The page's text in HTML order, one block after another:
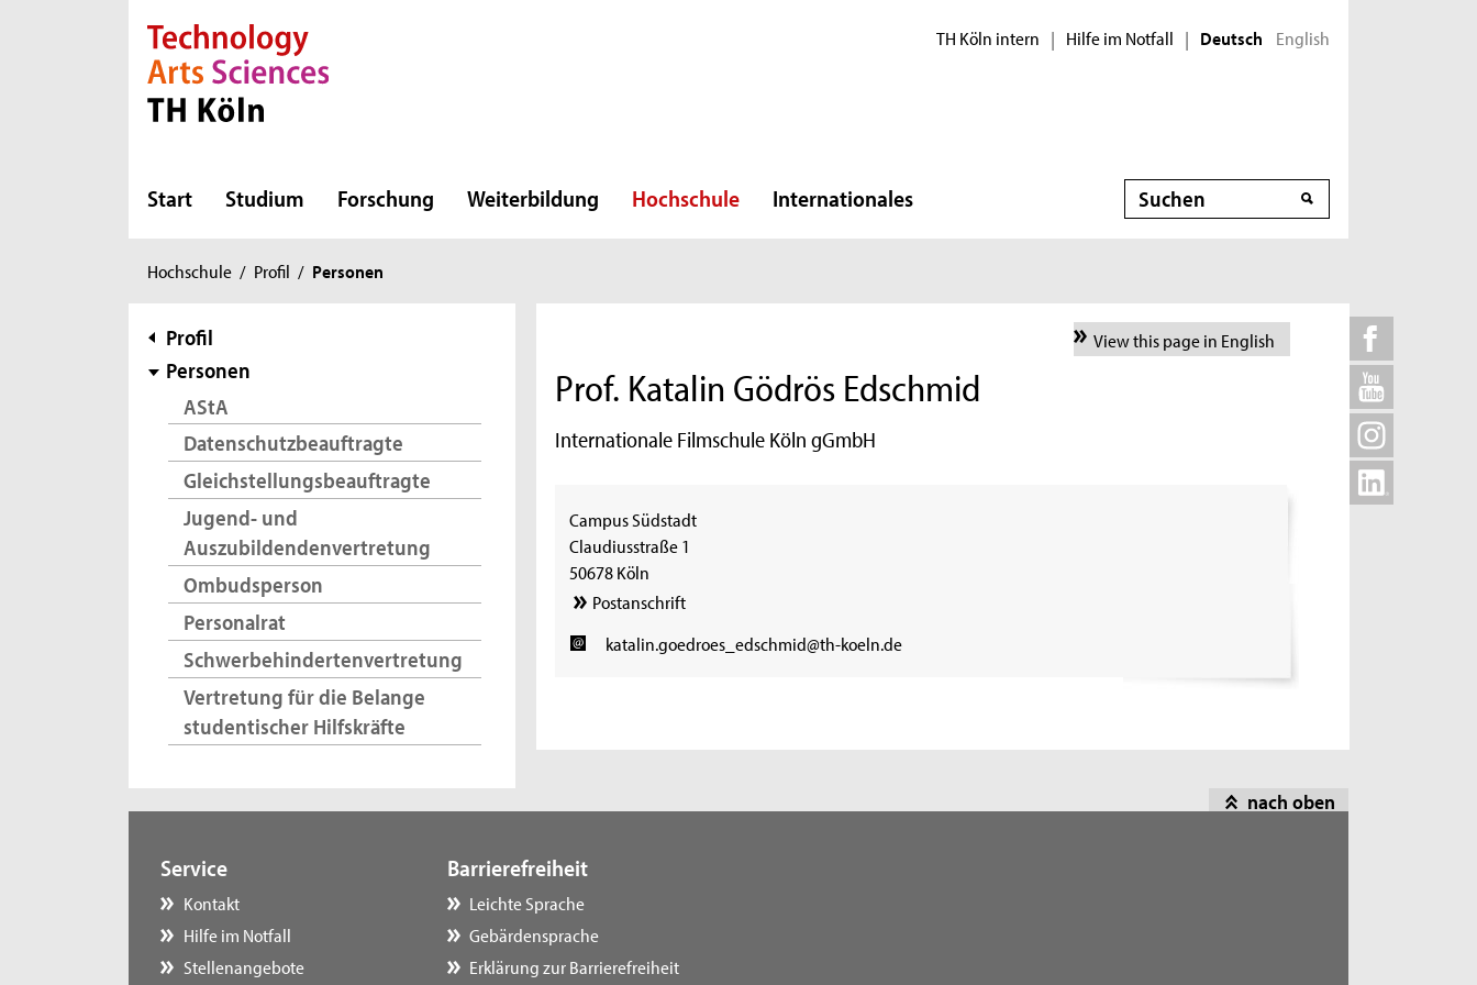
Direkt zur Hauptnavigation
Direkt zur Subnavigation
Direkt zum Inhalt
Direkt zum Fußbereich TH Köln intern | Hilfe im Notfall | Deutsch English
Start Studium Forschung Weiterbildung Hochschule Internationales Suche
Sie
hier:
Hochschule / Profil / Personen
Subnavigation
Profil
Personen
AStA
Datenschutzbeauftragte
Gleichstellungsbeauftragte
Jugend- und
Auszubildendenvertretung
Ombudsperson
Personalrat
Schwerbehindertenvertretung
Vertretung für die Belange
studentischer Hilfskräfte
View this page in English
Prof. Katalin Gödrös Edschmid
Internationale Filmschule Köln gGmbH
Campus Südstadt
Claudiusstraße 1
50678 Köln
Postanschrift
katalin.goedroes_edschmid@th-koeln.de
nach oben
Service
Kontakt
Hilfe im Notfall
Stellenangebote
Barrierefreiheit
Leichte Sprache
Gebärdensprache
Erklärung zur Barrierefreiheit